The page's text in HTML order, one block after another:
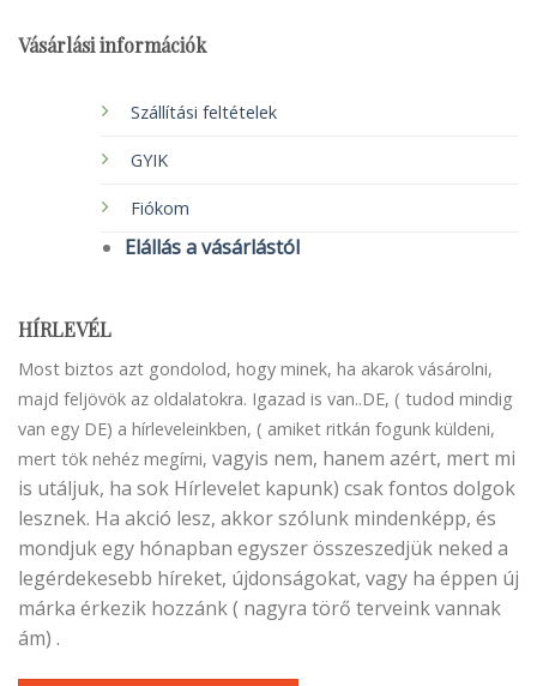
Vásárlási információk
Szállítási feltételek
GYIK
Fiókom
Elállás a vásárlástól
HÍRLEVÉL
Most biztos azt gondolod, hogy minek, ha akarok vásárolni,
majd feljövök az oldalatokra. Igazad is van..DE, ( tudod mindig
van egy DE) a hírleveleinkben, ( amiket ritkán fogunk küldeni,
mert tök nehéz megírni, vagyis nem, hanem azért, mert mi
is utáljuk, ha sok Hírlevelet kapunk) csak fontos dolgok
lesznek. Ha akció lesz, akkor szólunk mindenképp, és
mondjuk egy hónapban egyszer összeszedjük neked a
legérdekesebb híreket, újdonságokat, vagy ha éppen új
márka érkezik hozzánk ( nagyra törő terveink vannak
ám) .